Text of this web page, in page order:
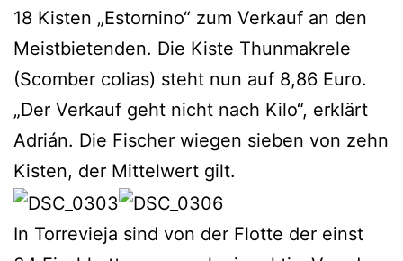
18 Kisten „Estornino“ zum Verkauf an den
Meistbietenden. Die Kiste Thunmakrele
(Scomber colias) steht nun auf 8,86 Euro.
„Der Verkauf geht nicht nach Kilo“, erklärt
Adrián. Die Fischer wiegen sieben von zehn
Kisten, der Mittelwert gilt.
In Torrevieja sind von der Flotte der einst